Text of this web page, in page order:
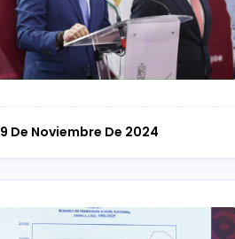
9 De Noviembre De 2024